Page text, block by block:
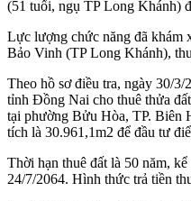
(51 tuổi, ngụ TP Long Khánh)
Lực lượng chức năng đã khám
Bảo Vinh (TP Long Khánh),
Theo hồ sơ điều tra, ngày 30/
tỉnh Đồng Nai cho thuê thửa
tại phường Bửu Hòa, TP. Biên
tích là 30.961,1m2 để đầu tư
Thời hạn thuê đất là 50 năm,
24/7/2064. Hình thức trả tiền